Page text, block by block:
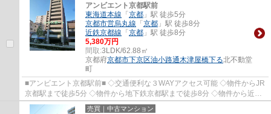
アンビエント京都駅前
東海道本線 「京都 」駅 徒歩5分
京都市営烏丸線 「京都 」駅 徒歩8分
近鉄京都線 「京都 」駅 徒歩8分
5,380万円
間取:3LDK/62.88㎡
京都府京都市下京区油小路通木津屋橋下る北不動堂
町
■アンビエント京都駅前■ ◇交通便利な３WAYアクセス可能 ◇物件からJR
京都駅まで徒歩5分 ◇物件から地下鉄京都駅まで徒歩8分 ◇物件から近鉄
京都駅まで徒歩11分
売買｜中古マンション